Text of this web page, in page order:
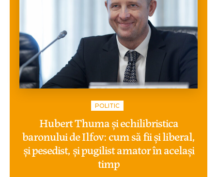
POLITIC
Hubert Thuma și echilibristica
baronului de Ilfov: cum să fii și liberal,
și pesedist, și pugilist amator în același
timp